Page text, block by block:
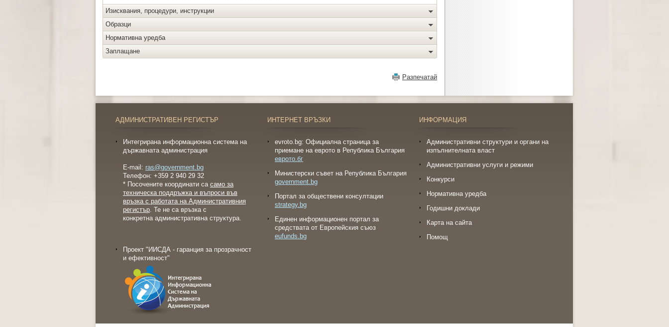
Изисквания, процедури, инструкции
Образци
Нормативна уредба
Заплащане
Разпечатай
АДМИНИСТРАТИВЕН РЕГИСТЪР
Интегрирана информационна система на
държавната администрация
E-mail: ras@government.bg
Телефон: +359 2 940 29 32
* Посочените координати са само за
техническа поддръжка и въпроси във
връзка с работата на Административния
регистър. Те не са връзка с
конкретна административна структура.
Проект "ИИСДА - гаранция за прозрачност
и ефективност"
ИНТЕРНЕТ ВРЪЗКИ
evroto.bg: Официална страница за
приемане на еврото в Република България
еврото.бг
Министерски съвет на Република България
government.bg
Портал за обществени консултации
strategy.bg
Eдинен информационен портал за
средствата от Европейския съюз
eufunds.bg
ИНФОРМАЦИЯ
Административни структури и органи на
изпълнителната власт
Административни услуги и режими
Конкурси
Нормативна уредба
Годишни доклади
Карта на сайта
Помощ